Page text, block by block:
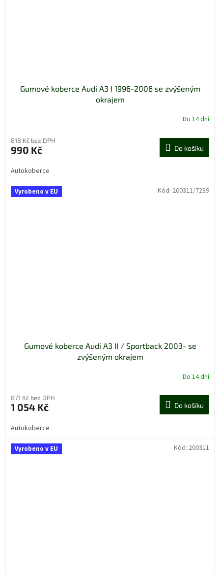
Gumové koberce Audi A3 I 1996-2006 se zvýšeným
okrajem
Do 14 dní
818 Kč bez DPH
990 Kč Do košíku
Autokoberce
Vyrobeno v EU
Gumové koberce Audi A3 II / Sportback 2003- se
zvýšeným okrajem
Do 14 dní
871 Kč bez DPH
1 054 Kč Do košíku
Autokoberce
Kód: 200311/7239
Vyrobeno v EU Kód: 200311